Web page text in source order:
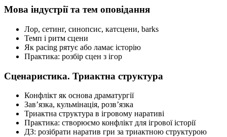
Мова індустрії та тем оповідання
Лор, сетинг, синопсис, катсцени, barks
Темп і ритм сцени
Як pacing рятує або ламає історію
Практика: розбір сцен з ігор
Сценаристика. Триактна структура
Конфлікт як основа драматургії
Зав’язка, кульмінація, розв’язка
Триактна структура в ігровому наративі
Практика: створюємо конфлікт для ігрової історії
ДЗ: розібрати наратив гри за триактною структурою